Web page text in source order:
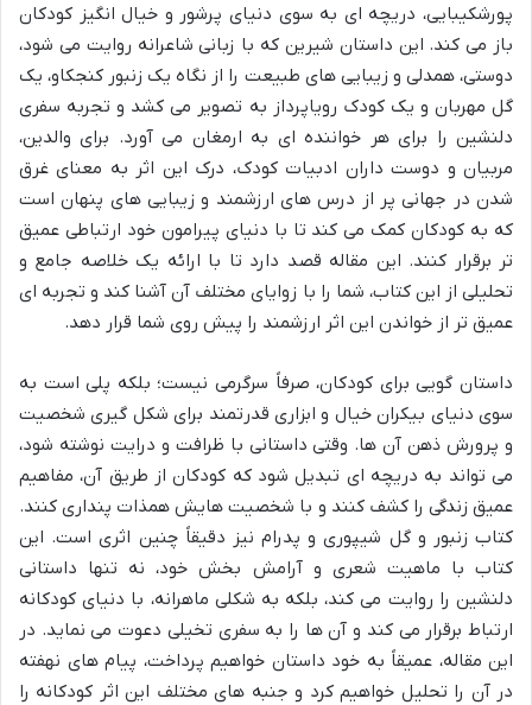
پورشکیبایی، دریچه ای به سوی دنیای پرشور و خیال انگیز کودکان
باز می کند. این داستان شیرین که با زبانی شاعرانه روایت می شود،
دوستی، همدلی و زیبایی های طبیعت را از نگاه یک زنبور کنجکاو، یک
گل مهربان و یک کودک رویاپرداز به تصویر می کشد و تجربه سفری
دلنشین را برای هر خواننده ای به ارمغان می آورد. برای والدین،
مربیان و دوست داران ادبیات کودک، درک این اثر به معنای غرق
شدن در جهانی پر از درس های ارزشمند و زیبایی های پنهان است
که به کودکان کمک می کند تا با دنیای پیرامون خود ارتباطی عمیق
تر برقرار کنند. این مقاله قصد دارد تا با ارائه یک خلاصه جامع و
تحلیلی از این کتاب، شما را با زوایای مختلف آن آشنا کند و تجربه ای
عمیق تر از خواندن این اثر ارزشمند را پیش روی شما قرار دهد.
داستان گویی برای کودکان، صرفاً سرگرمی نیست؛ بلکه پلی است به
سوی دنیای بیکران خیال و ابزاری قدرتمند برای شکل گیری شخصیت
و پرورش ذهن آن ها. وقتی داستانی با ظرافت و درایت نوشته شود،
می تواند به دریچه ای تبدیل شود که کودکان از طریق آن، مفاهیم
عمیق زندگی را کشف کنند و با شخصیت هایش همذات پنداری کنند.
کتاب زنبور و گل شیپوری و پدرام نیز دقیقاً چنین اثری است. این
کتاب با ماهیت شعری و آرامش بخش خود، نه تنها داستانی
دلنشین را روایت می کند، بلکه به شکلی ماهرانه، با دنیای کودکانه
ارتباط برقرار می کند و آن ها را به سفری تخیلی دعوت می نماید. در
این مقاله، عمیقاً به خود داستان خواهیم پرداخت، پیام های نهفته
در آن را تحلیل خواهیم کرد و جنبه های مختلف این اثر کودکانه را